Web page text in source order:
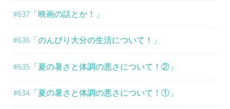
#637「映画の話とか！」
#636「のんびり大分の生活について！」
#635「夏の暑さと体調の悪さについて！②」
#634「夏の暑さと体調の悪さについて！①」